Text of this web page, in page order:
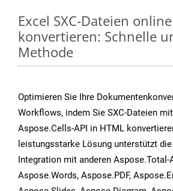
Excel SXC-Dateien online
konvertieren: Schnelle
Methode
Optimieren Sie Ihre
Workflows, indem Sie SXC-Dateien
Aspose.Cells-API in HTML
leistungsstarke Lösung unterstützt
Integration mit anderen Aspose.Total-
Aspose.Words, Aspose.PDF,